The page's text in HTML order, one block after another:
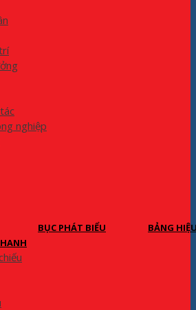
nghiệp
BỤC PHÁT BIỂU
BẢNG